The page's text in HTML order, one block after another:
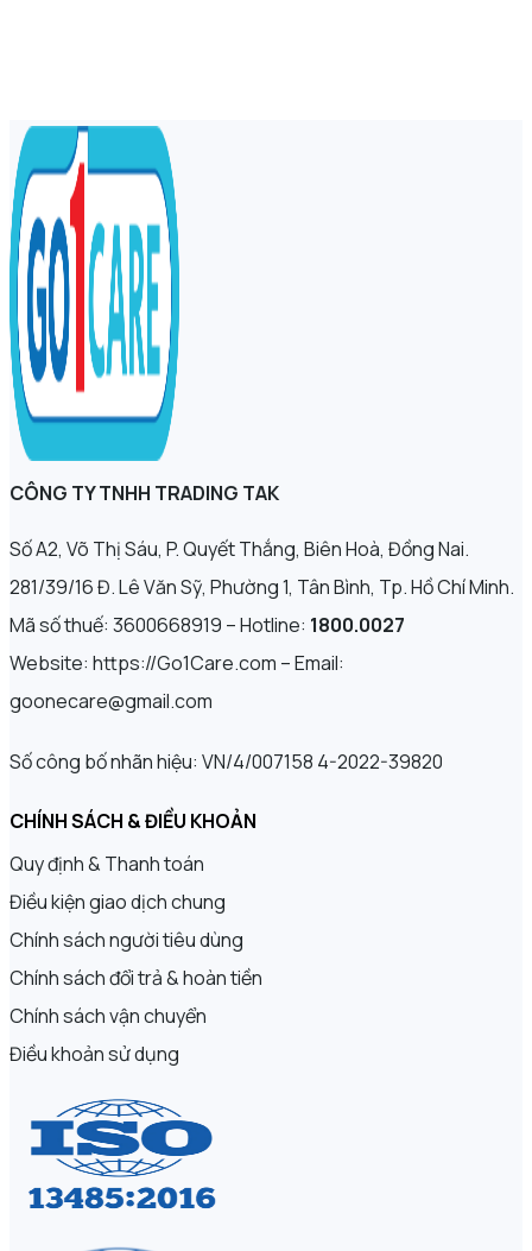
CÔNG TY TNHH TRADING TAK
Số A2, Võ Thị Sáu, P. Quyết Thắng, Biên Hoà, Đồng Nai.
281/39/16 Đ. Lê Văn Sỹ, Phường 1, Tân Bình, Tp. Hồ Chí Minh.
Mã số thuế: 3600668919 – Hotline: 1800.0027
Website: https://Go1Care.com – Email:
goonecare@gmail.com
Số công bố nhãn hiệu: VN/4/007158 4-2022-39820
CHÍNH SÁCH & ĐIỀU KHOẢN
Quy định & Thanh toán
Điều kiện giao dịch chung
Chính sách người tiêu dùng
Chính sách đổi trả & hoàn tiền
Chính sách vận chuyển
Điều khoản sử dụng